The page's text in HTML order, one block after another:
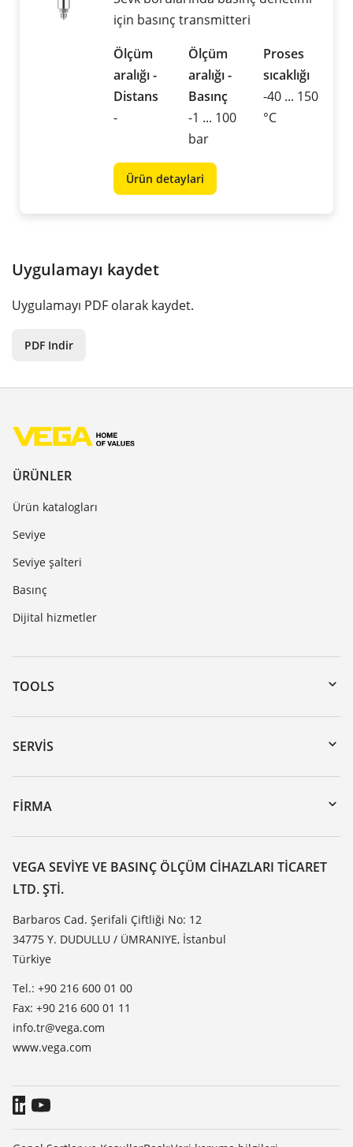
için basınç transmitteri
Ölçüm
aralığı -
Distans
-
Ölçüm
aralığı -
Basınç
-1 ... 100
bar
Proses
sıcaklığı
-40 ... 150
°C
Ürün detaylari
Uygulamayı kaydet
Uygulamayı PDF olarak kaydet.
PDF Indir
ÜRÜNLER
Ürün katalogları
Seviye
Seviye şalteri
Basınç
Dijital hizmetler
TOOLS
Download’lar
Seri numarası girerek cihaz arama
DTM Collection/PACTware
SERVIS
Cihazının geri gönderimi
Seminerler
Dirençlilik listesi
Dielektrisite listesi
TeamViewer
FIRMA
VEGA hakkında
Iletisim
Haber makaleleri
Basin
Blog
VEGA SEVIYE VE BASINÇ ÖLÇÜM CIHAZLARI TICARET
LTD. ŞTI.
Barbaros Cad. Şerifali Çiftliği No: 12
34775 Y. DUDULLU / ÜMRANIYE, İstanbul
Türkiye
Tel.: +90 216 600 01 00
Fax: +90 216 600 01 11
info.tr@vega.com
www.vega.com